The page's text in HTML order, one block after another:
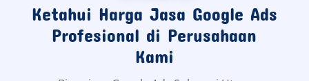
Ketahui Harga Jasa Google Ads
Profesional di Perusahaan
Kami